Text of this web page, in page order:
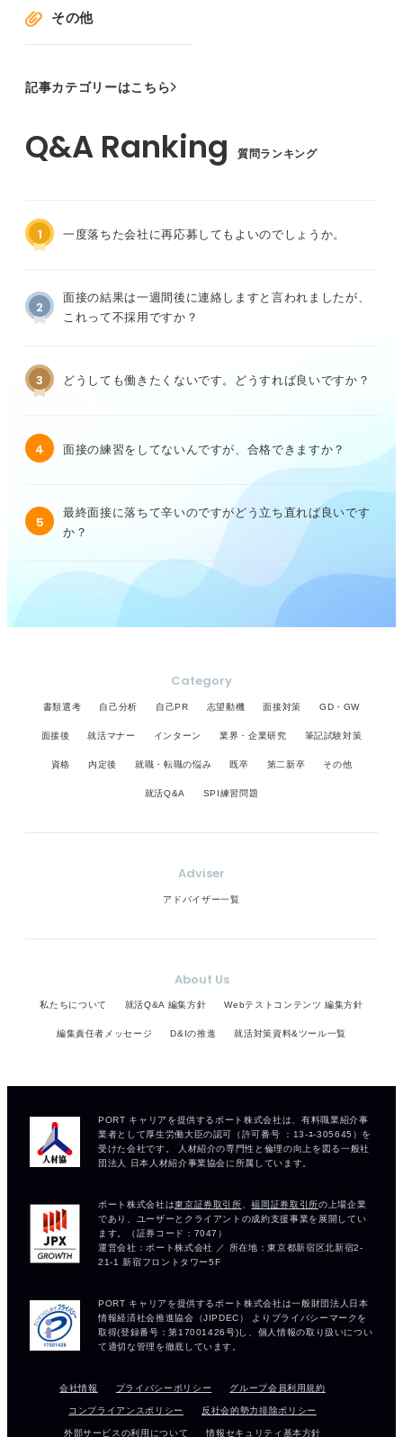
その他
記事カテゴリーはこちら
質問ランキング
1 一度落ちた会社に再応募してもよいのでしょうか。
2
面接の結果は一週間後に連絡しますと言われましたが、
これって不採用ですか？
3 どうしても働きたくないです。どうすれば良いですか？
4 面接の練習をしてないんですが、合格できますか？
5
最終面接に落ちて辛いのですがどう立ち直れば良いです
か？
Category
書類選考 自己分析 自己PR 志望動機 面接対策 GD・GW
面接後 就活マナー インターン 業界・企業研究 筆記試験対策
資格 内定後 就職・転職の悩み 既卒 第二新卒 その他
就活Q&A SPI練習問題
Adviser
アドバイザー一覧
About Us
私たちについて 就活Q&A 編集方針 Webテストコンテンツ 編集方針
編集責任者メッセージ D&Iの推進 就活対策資料&ツール一覧
会社情報 プライバシーポリシー グループ会員利用規約
コンプライアンスポリシー 反社会的勢力排除ポリシー
外部サービスの利用について 情報セキュリティ基本方針